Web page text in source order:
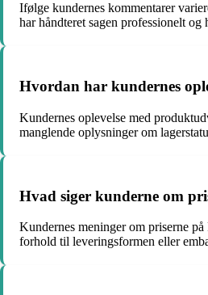
Ifølge kundernes kommentarer
har håndteret sagen professionelt
Hvordan har kundernes
Kundernes oplevelse med
manglende oplysninger om
Hvad siger kunderne om
Kundernes meninger om priserne
forhold til leveringsformen eller